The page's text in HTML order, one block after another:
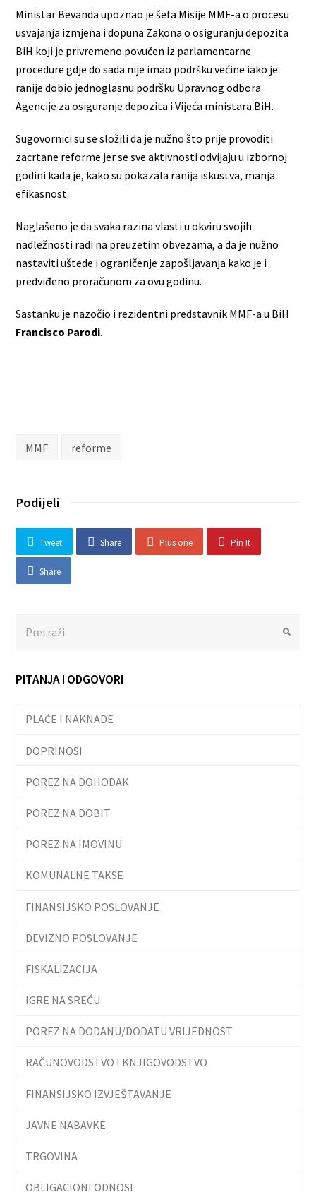
Ministar Bevanda upoznao je šefa Misije MMF-a o procesu
usvajanja izmjena i dopuna Zakona o osiguranju depozita
BiH koji je privremeno povučen iz parlamentarne
procedure gdje do sada nije imao podršku većine iako je
ranije dobio jednoglasnu podršku Upravnog odbora
Agencije za osiguranje depozita i Vijeća ministara BiH.
Sugovornici su se složili da je nužno što prije provoditi
zacrtane reforme jer se sve aktivnosti odvijaju u izbornoj
godini kada je, kako su pokazala ranija iskustva, manja
efikasnost.
Naglašeno je da svaka razina vlasti u okviru svojih
nadležnosti radi na preuzetim obvezama, a da je nužno
nastaviti uštede i ograničenje zapošljavanja kako je i
predviđeno proračunom za ovu godinu.
Sastanku je nazočio i rezidentni predstavnik MMF-a u BiH
Francisco Parodi.
MMF reforme
Podijeli
Tweet Share Plus one Pin It
Share
Submit
PITANJA I ODGOVORI
PLAĆE I NAKNADE
DOPRINOSI
POREZ NA DOHODAK
POREZ NA DOBIT
POREZ NA IMOVINU
KOMUNALNE TAKSE
FINANSIJSKO POSLOVANJE
DEVIZNO POSLOVANJE
FISKALIZACIJA
IGRE NA SREĆU
POREZ NA DODANU/DODATU VRIJEDNOST
RAČUNOVODSTVO I KNJIGOVODSTVO
FINANSIJSKO IZVJEŠTAVANJE
JAVNE NABAVKE
TRGOVINA
OBLIGACIONI ODNOSI